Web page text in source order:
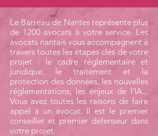
Le Barreau de Nantes représente plus
de 1200 avocats à votre service. Les
avocats nantais vous accompagnent à
travers toutes les étapes clés de votre
projet : le cadre réglementaire et
juridique, le traitement et la
protection des données, les nouvelles
réglementations, les enjeux de l'IA...
Vous avez toutes les raisons de faire
appel à un avocat. Il est le premier
conseiller et premier défenseur dans
votre projet.